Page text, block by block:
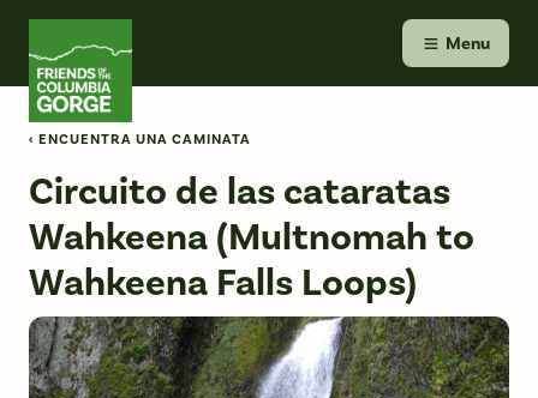
Skip
content
Menu
‹ ENCUENTRA UNA CAMINATA
Circuito de las cataratas
Wahkeena (Multnomah to
Wahkeena Falls Loops)